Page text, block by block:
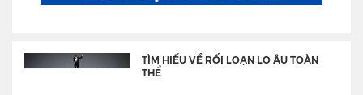
TÌM HIỂU VỀ RỐI LOẠN LO ÂU TOÀN
THỂ